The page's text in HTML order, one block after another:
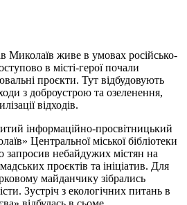
Миколаїв живе в умовах російсько-
в місті-герої почали
проєкти. Тут відбудовують
з доброустрою та озеленення,
відходів.
інформаційно-просвітницький
Центральної міської бібліотеки
небайдужих містян на
проєктів та ініціатив. Для
майданчику зібрались
Зустріч з екологічних питань в